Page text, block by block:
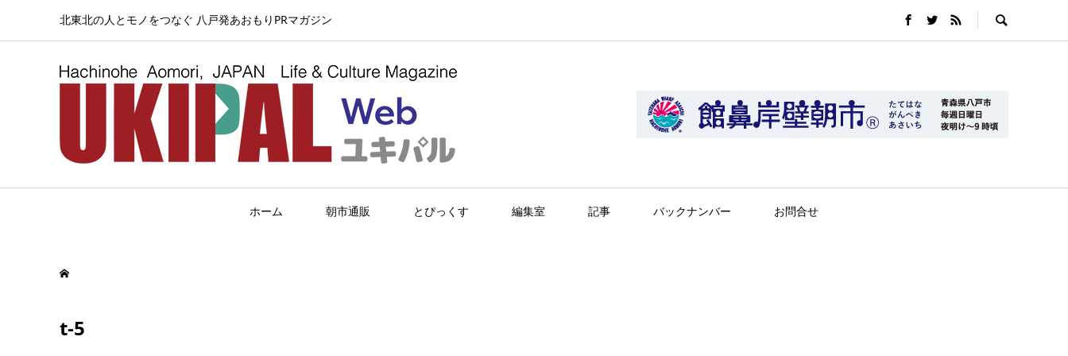
北東北の人とモノをつなぐ 八戸発あおもりPRマガジン
ホーム 朝市通販 とぴっくす 編集室 記事 バックナンバー お問合せ
t-5